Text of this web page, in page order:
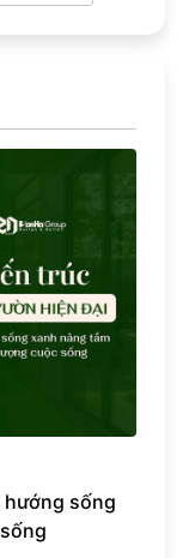
hướng sống